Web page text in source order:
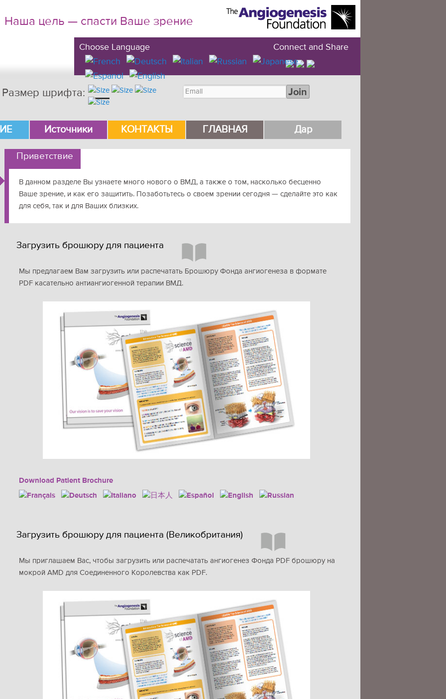
Наша цель — спасти Ваше зрение
Choose Language Connect and Share
Размер шрифта: Join
Источники КОНТАКТЫ ГЛАВНАЯ Дар
Приветствие
В данном разделе Вы узнаете много нового о ВМД, а также о том, насколько бесценно
Ваше зрение, и как его защитить. Позаботьтесь о своем зрении сегодня — сделайте это как
для себя, так и для Ваших близких.
Загрузить брошюру для пациента
Мы предлагаем Вам загрузить или распечатать Брошюру Фонда ангиогенеза в формате
PDF касательно антиангиогенной терапии ВМД.
Download Patient Brochure
Загрузить брошюру для пациента (Великобритания)
Мы приглашаем Вас, чтобы загрузить или распечатать ангиогенез Фонда PDF брошюру на
мокрой AMD для Соединенного Королевства как PDF.